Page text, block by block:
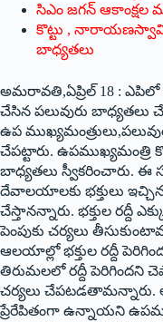
సిఎం జగన్‌ ఆకాంక్షల
కొట్టు ,
బాధ్యతలు
అమరావతి,ఏప్రిల్‌ 18 : ఎపిలో
చేసిన పలువురు బాధ్యతలు
ఉప
చేపట్టారు.
బాధ్యతలు స్వీకరించారు. ఈ
దేవాలయాలకు భక్తులు ఇచ్చిన
చేస్తానన్నారు. భక్తుల రద్దీ
పెంపుకు చర్యలు
ఆలయాల్లో భక్తుల రద్దీ
తిరుమలలో రద్దీ పెరిగిందని
చర్యలు చేపటడతామన్నారు.
ప్రేరేపితంగా ఉన్నాయని